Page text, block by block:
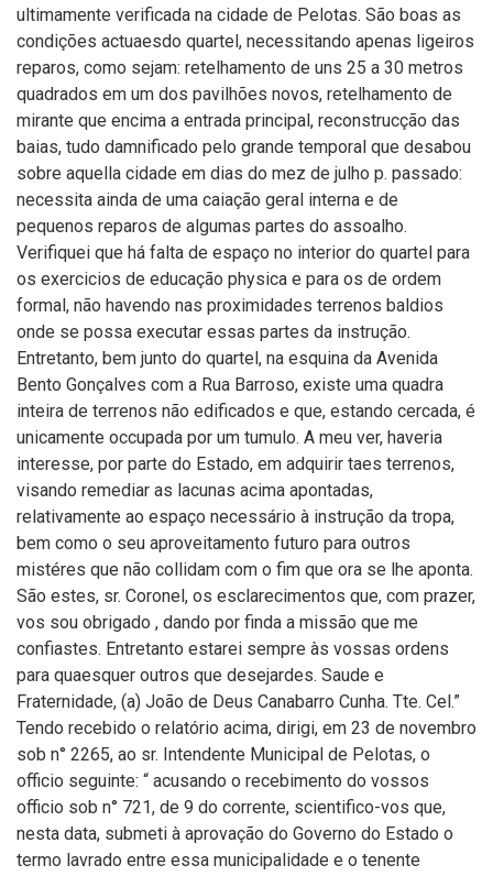
ultimamente verificada na cidade de Pelotas. São boas as
condições actuaesdo quartel, necessitando apenas ligeiros
reparos, como sejam: retelhamento de uns 25 a 30 metros
quadrados em um dos pavilhões novos, retelhamento de
mirante que encima a entrada principal, reconstrucção das
baias, tudo damnificado pelo grande temporal que desabou
sobre aquella cidade em dias do mez de julho p. passado:
necessita ainda de uma caiação geral interna e de
pequenos reparos de algumas partes do assoalho.
Verifiquei que há falta de espaço no interior do quartel para
os exercicios de educação physica e para os de ordem
formal, não havendo nas proximidades terrenos baldios
onde se possa executar essas partes da instrução.
Entretanto, bem junto do quartel, na esquina da Avenida
Bento Gonçalves com a Rua Barroso, existe uma quadra
inteira de terrenos não edificados e que, estando cercada, é
unicamente occupada por um tumulo. A meu ver, haveria
interesse, por parte do Estado, em adquirir taes terrenos,
visando remediar as lacunas acima apontadas,
relativamente ao espaço necessário à instrução da tropa,
bem como o seu aproveitamento futuro para outros
mistéres que não collidam com o fim que ora se lhe aponta.
São estes, sr. Coronel, os esclarecimentos que, com prazer,
vos sou obrigado , dando por finda a missão que me
confiastes. Entretanto estarei sempre às vossas ordens
para quaesquer outros que desejardes. Saude e
Fraternidade, (a) João de Deus Canabarro Cunha. Tte. Cel.”
Tendo recebido o relatório acima, dirigi, em 23 de novembro
sob n° 2265, ao sr. Intendente Municipal de Pelotas, o
officio seguinte: “ acusando o recebimento do vossos
officio sob n° 721, de 9 do corrente, scientifico-vos que,
nesta data, submeti à aprovação do Governo do Estado o
termo lavrado entre essa municipalidade e o tenente